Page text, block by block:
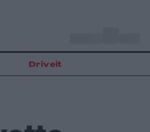
Driveit